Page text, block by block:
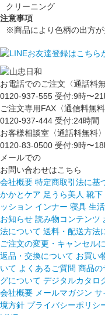
クリーニング
注意事項
※商品により色柄の出方が
お電話でのご注文〈通話料無
0120-937-555 受付:9時〜
ご注文専用FAX〈通信料無料
0120-937-444 受付:24時間
お客様相談室〈通話料無料〉
0120-83-0500 受付:9時〜18
メールでの
お問い合わせはこちら
会社概要 特定商取引法に基
かかとケア 足うら美人 靴下
ッション インナー 寝具 生
お知らせ 読み物コンテンツ
法について 送料・配送方法
ご注文の変更・キャンセル
返品・交換について お買い
いて よくあるご質問 商品の
グについて デジタルカタロ
会社概要 メールマガジン サ
境方針 プライバシーポリシ